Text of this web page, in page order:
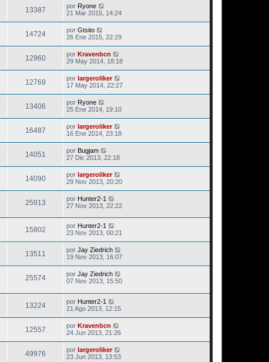
13387 por Ryone
21 Mar 2015, 14:24
14724 por Gtsito
26 Ene 2015, 22:29
12960 por Kravenbcn
29 May 2014, 18:18
12769 por largeroliker
17 May 2014, 22:27
13406 por Ryone
25 Ene 2014, 19:10
16487 por largeroliker
16 Ene 2014, 23:18
14051 por Bugjam
27 Dic 2013, 22:18
14090 por largeroliker
29 Nov 2013, 20:20
25913 por Hunter2-1
27 Nov 2013, 22:22
15802 por Hunter2-1
23 Nov 2013, 00:21
13511 por Jay Ziedrich
19 Nov 2013, 16:07
25574 por Jay Ziedrich
07 Nov 2013, 15:50
13224 por Hunter2-1
21 Ago 2013, 12:15
12557 por Kravenbcn
24 Jun 2013, 21:26
49976 por largeroliker
23 Jun 2013, 13:53